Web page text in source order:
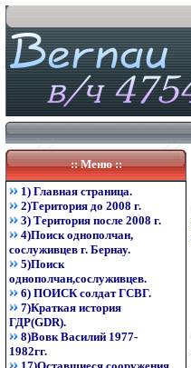
:: Меню ::
1) Главная страница.
2)Територия до 2008 г.
3) Територия после 2008 г.
4)Поиск однополчан,
сослуживцев г. Бернау.
5)Поиск
однополчан,сослуживцев.
6) ПОИСК солдат ГСВГ.
7)Краткая история
ГДР(GDR).
8)Вовк Василий 1977-
1982гг.